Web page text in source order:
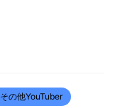
その他YouTuber